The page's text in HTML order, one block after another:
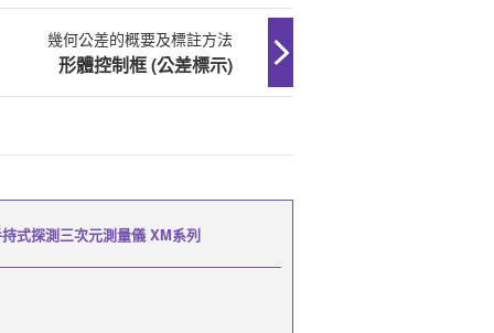
幾何公差的概要及標註方法
形體控制框 (公差標示)
式探測三次元測量儀 XM系列